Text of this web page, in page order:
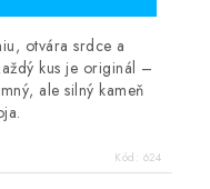
otvára srdce a
kus je originál –
ale silný kameň
Kód: 624